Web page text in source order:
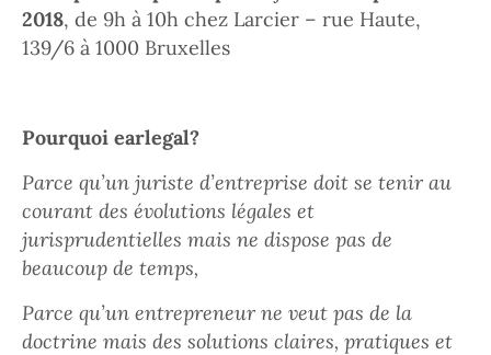
2018, de 9h à 10h chez Larcier – rue Haute,
139/6 à 1000 Bruxelles
Pourquoi earlegal?
Parce qu’un juriste d’entreprise doit se tenir au
courant des évolutions légales et
jurisprudentielles mais ne dispose pas de
beaucoup de temps,
Parce qu’un entrepreneur ne veut pas de la
doctrine mais des solutions claires, pratiques et